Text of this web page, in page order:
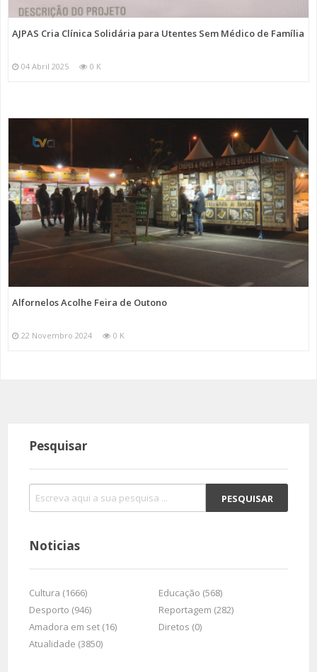
AJPAS Cria Clínica Solidária para Utentes Sem Médico de Família
04 Abril 2025 0 K
Alfornelos Acolhe Feira de Outono
22 Novembro 2024 0 K
Pesquisar
Noticias
Cultura (1666)
Educação (568)
Desporto (946)
Reportagem (282)
Amadora em set (16)
Diretos (0)
Atualidade (3850)